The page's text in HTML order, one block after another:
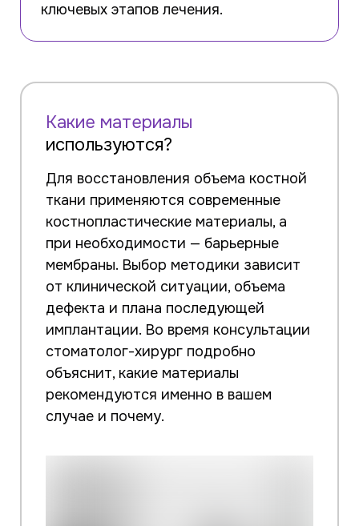
ключевых этапов лечения.
Какие материалы
используются?
Для восстановления объема костной
ткани применяются современные
костнопластические материалы, а
при необходимости — барьерные
мембраны. Выбор методики зависит
от клинической ситуации, объема
дефекта и плана последующей
имплантации. Во время консультации
стоматолог-хирург подробно
объяснит, какие материалы
рекомендуются именно в вашем
случае и почему.